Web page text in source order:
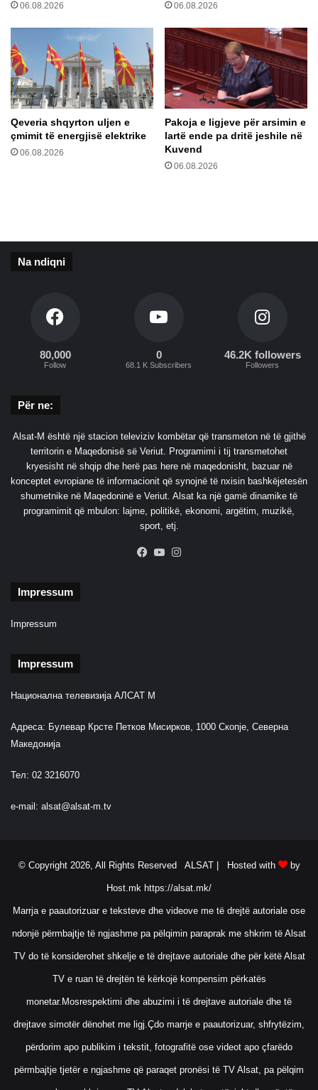
a
s
h
o
f
e
r
ë
t
e
a
n
j
ë
i
n
d
06.08.2026 06.08.2026
Qeveria shqyrton uljen e
çmimit të energjisë elektrike
06.08.2026
Pakoja e ligjeve për arsimin e
lartë ende pa dritë jeshile në
Kuvend
06.08.2026
Na ndiqni
80,000
Follow
0
68.1 K Subscribers
46.2K followers
Followers
Për ne:
Alsat-M është një stacion televiziv kombëtar që transmeton në të gjithë
territorin e Maqedonisë së Veriut. Programimi i tij transmetohet
kryesisht në shqip dhe herë pas here në maqedonisht, bazuar në
konceptet evropiane të informacionit që synojnë të nxisin bashkëjetesën
shumetnike në Maqedoninë e Veriut. Alsat ka një gamë dinamike të
programimit që mbulon: lajme, politikë, ekonomi, argëtim, muzikë,
sport, etj.
Facebook
YouTube
Impressum
Impressum
Impressum
Национална телевизија АЛСАТ М
Адреса: Булевар Крсте Петков Мисирков, 1000 Скопје, Северна
Македонија
Тел: 02 3216070
e-mail: alsat@alsat-m.tv
© Copyright 2026, All Rights Reserved ALSAT | Hosted with by
Host.mk https://alsat.mk/
Marrja e paautorizuar e teksteve dhe videove me të drejtë autoriale ose
ndonjë përmbajtje të ngjashme pa pëlqimin paraprak me shkrim të Alsat
TV do të konsiderohet shkelje e të drejtave autoriale dhe për këtë Alsat
TV e ruan të drejtën të kërkojë kompensim përkatës
monetar.Mosrespektimi dhe abuzimi i të drejtave autoriale dhe të
drejtave simotër dënohet me ligj.Çdo marrje e paautorizuar, shfrytëzim,
përdorim apo publikim i tekstit, fotografitë ose videot apo çfarëdo
përmbajtje tjetër e ngjashme që paraqet pronësi të TV Alsat, pa pëlqim